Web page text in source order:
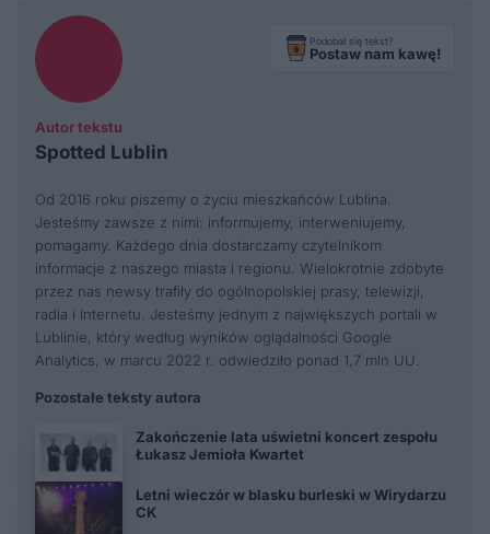
Autor tekstu
Spotted Lublin
Podobał się tekst?
Postaw nam kawę!
Od 2016 roku piszemy o życiu mieszkańców Lublina.
Jesteśmy zawsze z nimi: informujemy, interweniujemy,
pomagamy. Każdego dnia dostarczamy czytelnikom
informacje z naszego miasta i regionu. Wielokrotnie zdobyte
przez nas newsy trafiły do ogólnopolskiej prasy, telewizji,
radia i Internetu. Jesteśmy jednym z największych portali w
Lublinie, który według wyników oglądalności Google
Analytics, w marcu 2022 r. odwiedziło ponad 1,7 mln UU.
Pozostałe teksty autora
Zakończenie lata uświetni koncert zespołu
Łukasz Jemioła Kwartet
Letni wieczór w blasku burleski w Wirydarzu
CK